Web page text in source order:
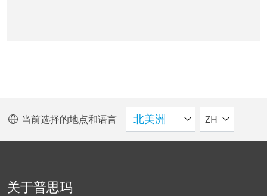
当前选择的地点和语言 请选择语言
ZH
关于普思玛